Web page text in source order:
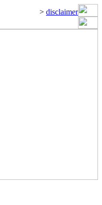
> disclaimer